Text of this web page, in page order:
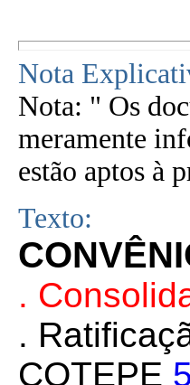
Nota
Nota: " Os
meramente
estão aptos à
Texto:
.
.
COTEPE